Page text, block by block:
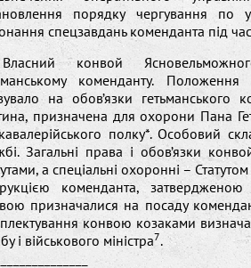
порядку чергування по
спецзавдань коменданта під
Власний конвой
коменданту.
на обов’язки гетьманського
призначена для охорони Пана
полку*. Особовий
Загальні права і обов’язки
а спеціальні охоронні –
коменданта,
призначалися на посаду
конвою козаками
і військового міністра7.